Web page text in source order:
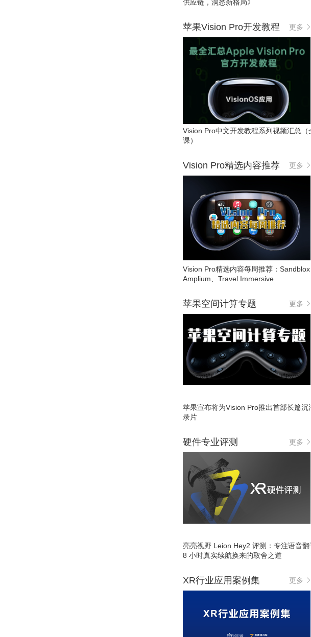
供应链，洞悉新格局》
苹果Vision Pro开发教程 更多
Vision Pro中文开发教程系列视频汇总（
课）
Vision Pro精选内容推荐 更多
Vision Pro精选内容每周推荐：
Amplium、Travel Immersive
苹果空间计算专题 更多
苹果宣布将为Vision Pro推出首部长篇沉
录片
硬件专业评测 更多
亮亮视野 Leion Hey2 评测：专注语音
8 小时真实续航换来的取舍之道
XR行业应用案例集 更多